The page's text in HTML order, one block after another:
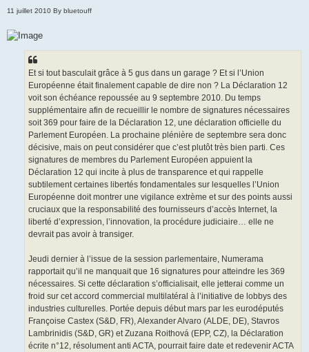
11 juillet 2010 By bluetouff
Et si tout basculait grâce à 5 gus dans un garage ? Et si l’Union
Européenne était finalement capable de dire non ? La Déclaration 12
voit son échéance repoussée au 9 septembre 2010. Du temps
supplémentaire afin de recueillir le nombre de signatures nécessaires
soit 369 pour faire de la Déclaration 12, une déclaration officielle du
Parlement Européen. La prochaine plénière de septembre sera donc
décisive, mais on peut considérer que c’est plutôt très bien parti. Ces
signatures de membres du Parlement Européen appuient la
Déclaration 12 qui incite à plus de transparence et qui rappelle
subtilement certaines libertés fondamentales sur lesquelles l’Union
Européenne doit montrer une vigilance extrème et sur des points aussi
cruciaux que la responsabilité des fournisseurs d’accès Internet, la
liberté d’expression, l’innovation, la procédure judiciaire… elle ne
devrait pas avoir à transiger.
Jeudi dernier à l’issue de la session parlementaire, Numerama
rapportait qu’il ne manquait que 16 signatures pour atteindre les 369
nécessaires. Si cette déclaration s’officialisait, elle jetterai comme un
froid sur cet accord commercial multilatéral à l’initiative de lobbys des
industries culturelles. Portée depuis début mars par les eurodéputés
Françoise Castex (S&D, FR), Alexander Alvaro (ALDE, DE), Stavros
Lambrinidis (S&D, GR) et Zuzana Roithová (EPP, CZ), la Déclaration
écrite n°12, résolument anti ACTA, pourrait faire date et redevenir ACTA